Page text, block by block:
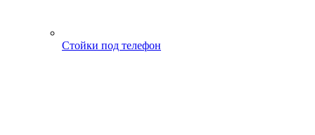
Стойки под телефон